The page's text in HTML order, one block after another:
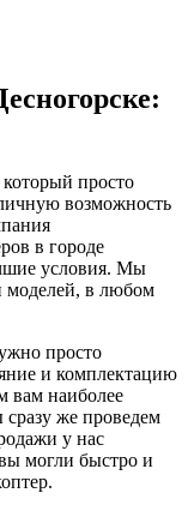
просто
возможность
в городе
условия. Мы
моделей, в любом
просто
и комплектацию
вам наиболее
же проведем
у нас
могли быстро и